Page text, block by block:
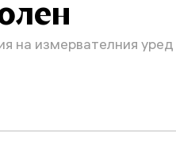
на измервателния уред